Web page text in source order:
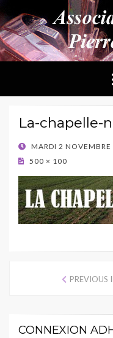
ANPF
Association Nantaise
La-chapelle-
POSTED
ON
MARDI 2
500 × 100
PREVIOUS
CONNEXION